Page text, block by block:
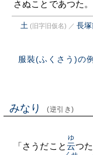
さぬことであつた。
土 (旧字旧仮名) ／ 長塚
服裝(ふくさう)の
みなり (逆引き)
「さうだこと云
ゆ
つ